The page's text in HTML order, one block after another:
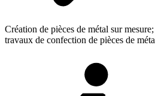
Création de pièces de métal sur
travaux de confection de pièces de